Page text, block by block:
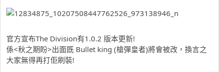
官方宣布The Division有1.0.2 版本更新!
係<秋之期盼>出面既 Bullet king (槍彈皇者)將會被改，換言之
大家無得再打佢刷裝!